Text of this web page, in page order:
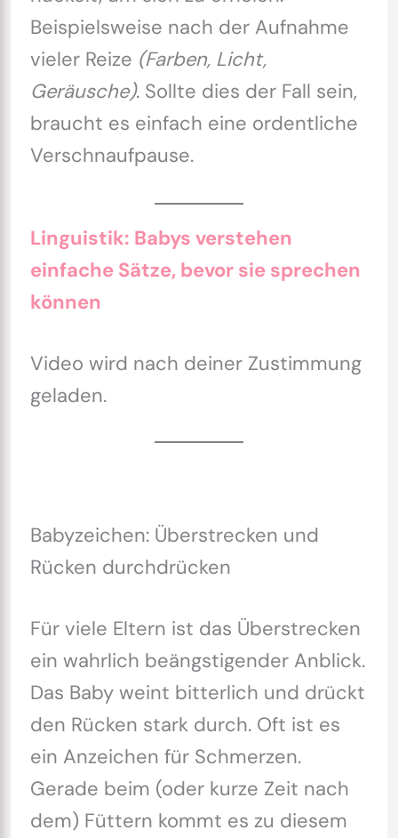
Beispielsweise nach der Aufnahme
vieler Reize (Farben, Licht,
Geräusche). Sollte dies der Fall sein,
braucht es einfach eine ordentliche
Verschnaufpause.
Linguistik: Babys verstehen
einfache Sätze, bevor sie sprechen
können
Video wird nach deiner Zustimmung
geladen.
Babyzeichen: Überstrecken und
Rücken durchdrücken
Für viele Eltern ist das Überstrecken
ein wahrlich beängstigender Anblick.
Das Baby weint bitterlich und drückt
den Rücken stark durch. Oft ist es
ein Anzeichen für Schmerzen.
Gerade beim (oder kurze Zeit nach
dem) Füttern kommt es zu diesem